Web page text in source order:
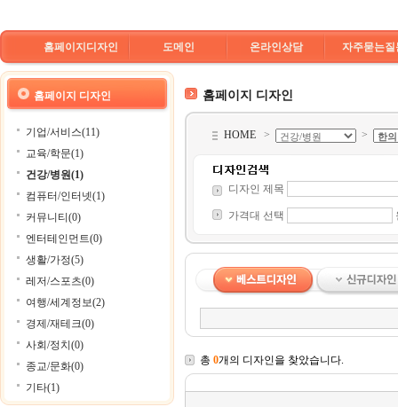
홈페이지디자인 도메인 온라인상담 자주묻는질
홈페이지 디자인
기업/서비스(11)
교육/학문(1)
건강/병원(1)
컴퓨터/인터넷(1)
커뮤니티(0)
엔터테인먼트(0)
생활/가정(5)
레저/스포츠(0)
여행/세계정보(2)
경제/재테크(0)
사회/정치(0)
종교/문화(0)
기타(1)
홈페이지 디자인
HOME > >
디자인 제목
가격대 선택
총 0개의 디자인을 찾았습니다.